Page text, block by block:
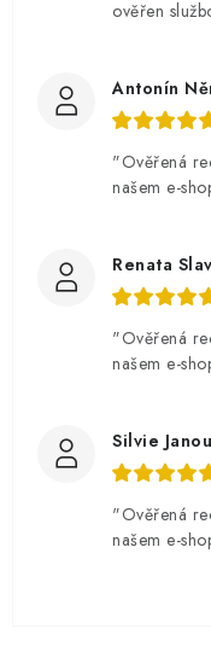
ověřen
Antonín
"Ověřená
našem e-
Renata
"Ověřená
našem e-
Silvie
"Ověřená
našem e-